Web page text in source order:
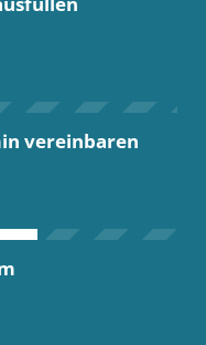
vereinbaren